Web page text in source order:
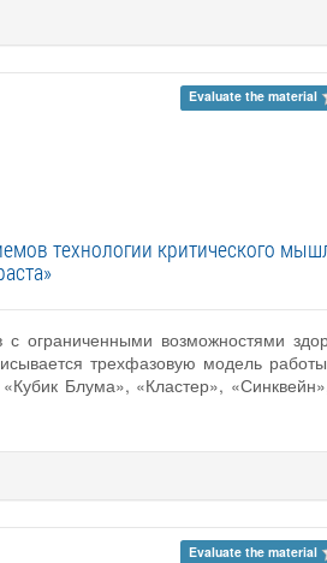
Evaluate the material
технологии критического
ограниченными возможностями
трехфазовую модель
Блума», «Кластер»,
Evaluate the material